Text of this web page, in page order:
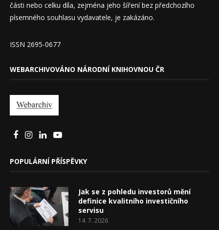
části nebo celku díla, zejména jeho šíření bez předchozího
písemného souhlasu vydavatele, je zakázáno.
ISSN 2695-0677
WEBARCHIVOVÁNO NÁRODNÍ KNIHOVNOU ČR
POPULÁRNÍ PŘÍSPĚVKY
Jak se z pohledu investorů mění
definice kvalitního investičního
servisu
14. 7. 2026